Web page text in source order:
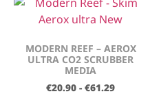
MODERN REEF – AEROX
ULTRA CO2 SCRUBBER
MEDIA
€20.90 - €61.29